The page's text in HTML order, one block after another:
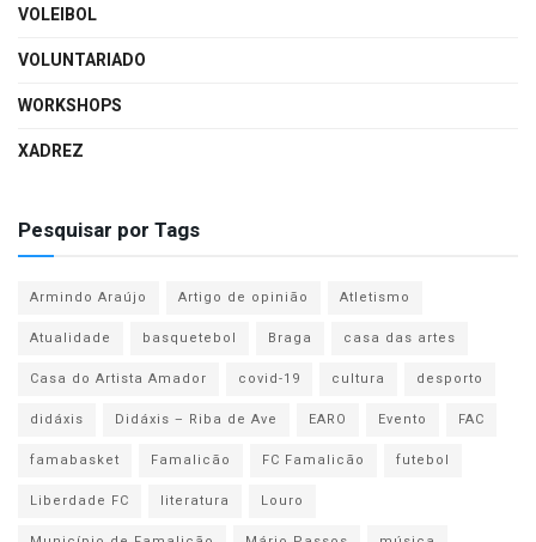
VOLEIBOL
VOLUNTARIADO
WORKSHOPS
XADREZ
Pesquisar por Tags
Armindo Araújo Artigo de opinião
Atletismo
Atualidade
basquetebol Braga
casa das artes
Casa do Artista Amador
covid-19 cultura
desporto
didáxis
Didáxis – Riba de Ave EARO Evento
FAC
famabasket
Famalicão FC Famalicão
futebol
Liberdade FC
literatura
Louro